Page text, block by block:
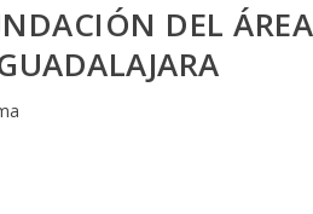
DEL ÁREA